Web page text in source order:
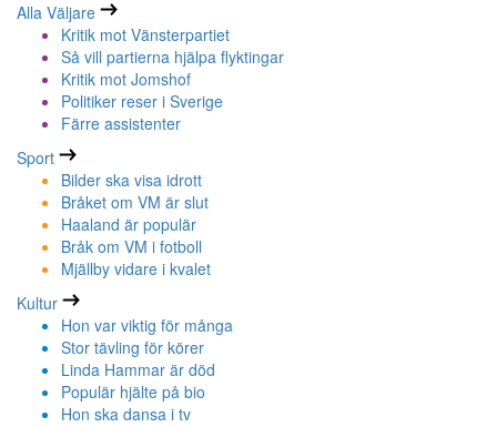
Alla Väljare
Kritik mot Vänsterpartiet
Så vill partierna hjälpa flyktingar
Kritik mot Jomshof
Politiker reser i Sverige
Färre assistenter
Sport
Bilder ska visa idrott
Bråket om VM är slut
Haaland är populär
Bråk om VM i fotboll
Mjällby vidare i kvalet
Kultur
Hon var viktig för många
Stor tävling för körer
Linda Hammar är död
Populär hjälte på bio
Hon ska dansa i tv